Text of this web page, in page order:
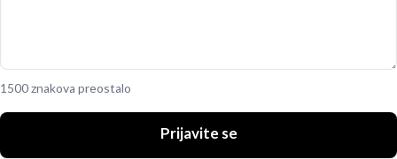
1500 znakova preostalo
Prijavite se